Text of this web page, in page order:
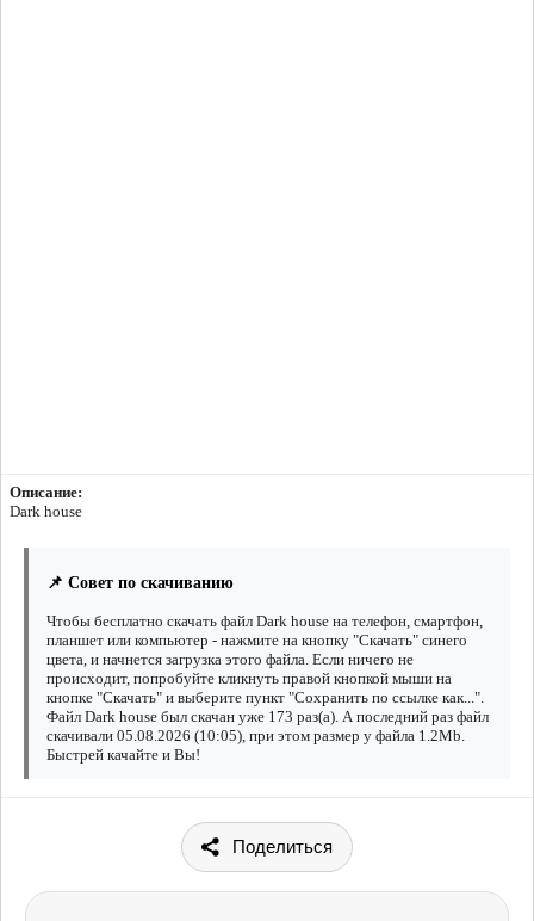
Описание:
Dark house
📌 Совет по скачиванию
Чтобы бесплатно скачать файл Dark house на телефон, смартфон,
планшет или компьютер - нажмите на кнопку "Скачать" синего
цвета, и начнется загрузка этого файла. Если ничего не
происходит, попробуйте кликнуть правой кнопкой мыши на
кнопке "Скачать" и выберите пункт "Сохранить по ссылке как...".
Файл Dark house был скачан уже 173 раз(а). А последний раз файл
скачивали 05.08.2026 (10:05), при этом размер у файла 1.2Mb.
Быстрей качайте и Вы!
Поделиться